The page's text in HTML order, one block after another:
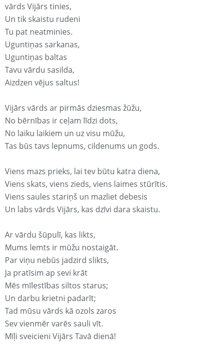
vārds Vijārs tinies,
Un tik skaistu rudeni
Tu pat neatminies.
Uguntiņas sarkanas,
Uguntiņas baltas
Tavu vārdu sasilda,
Aizdzen vējus saltus!
Vijārs vārds ar pirmās dziesmas žūžu,
No bērnības ir ceļam līdzi dots,
No laiku laikiem un uz visu mūžu,
Tas būs tavs lepnums, cildenums un gods.
Viens mazs prieks, lai tev būtu katra diena,
Viens skats, viens zieds, viens laimes stūrītis.
Viens saules stariņš un mazliet debesis
Un labs vārds Vijārs, kas dzīvi dara skaistu.
Ar vārdu šūpulī, kas likts,
Mums lemts ir mūžu nostaigāt.
Par viņu nebūs jadzird slikts,
Ja pratīsim ap sevi krāt
Mēs mīlestības siltos starus;
Un darbu krietni padarīt;
Tad mūsu vārds kā ozols zaros
Sev vienmēr varēs sauli vīt.
Mīļi sveicieni Vijārs Tavā dienā!